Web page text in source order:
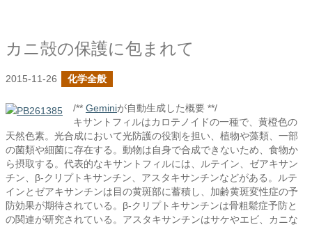
カニ殻の保護に包まれて
2015-11-26 化学全般
/** Geminiが自動生成した概要 **/
キサントフィルはカロテノイドの一種で、黄橙色の
天然色素。光合成において光防護の役割を担い、植物や藻類、一部
の菌類や細菌に存在する。動物は自身で合成できないため、食物か
ら摂取する。代表的なキサントフィルには、ルテイン、ゼアキサン
チン、β-クリプトキサンチン、アスタキサンチンなどがある。ルテ
インとゼアキサンチンは目の黄斑部に蓄積し、加齢黄斑変性症の予
防効果が期待されている。β-クリプトキサンチンは骨粗鬆症予防と
の関連が研究されている。アスタキサンチンはサケやエビ、カニな